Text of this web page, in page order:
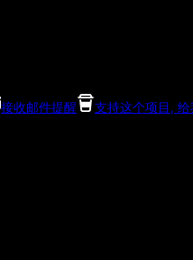
接收邮件提醒
支持这个项目,